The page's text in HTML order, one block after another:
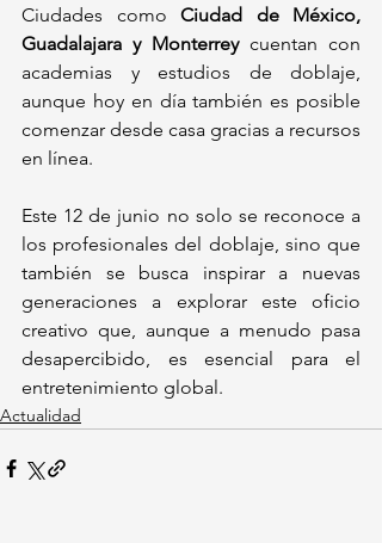
Ciudades como Ciudad de México,
Guadalajara y Monterrey cuentan con
academias y estudios de doblaje,
aunque hoy en día también es posible
comenzar desde casa gracias a recursos
en línea.
Este 12 de junio no solo se reconoce a
los profesionales del doblaje, sino que
también se busca inspirar a nuevas
generaciones a explorar este oficio
creativo que, aunque a menudo pasa
desapercibido, es esencial para el
entretenimiento global.
Actualidad